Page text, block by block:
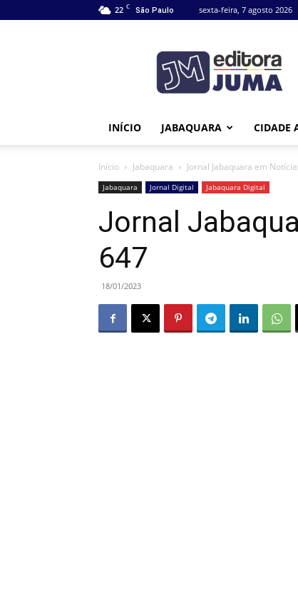
22 C São Paulo sexta-feira, 7 agosto 2026
Juma
INÍCIO JABAQUARA CIDADE
Início Jabaquara Jornal Jabaquara em
Jabaquara Jornal Digital Jabaquara Digital
Jornal
647
18/01/2023